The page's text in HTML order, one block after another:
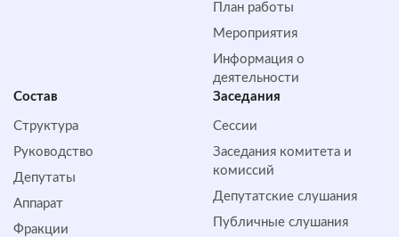
План работы
Мероприятия
Информация о
деятельности
Состав
Структура
Руководство
Депутаты
Аппарат
Фракции
Заседания
Сессии
Заседания комитета и
комиссий
Депутатские слушания
Публичные слушания